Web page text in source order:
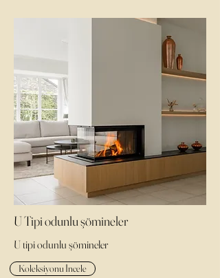
U Tipi odunlu şömineler
U tipi odunlu şömineler
Koleksiyonu İncele